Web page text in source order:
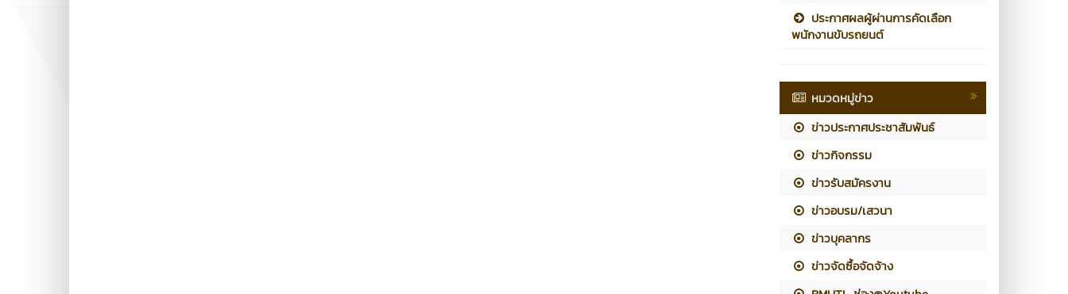
ประกาศผลผู้ผ่านการคัดเลือก
พนักงานขับรถยนต์
หมวดหมู่ข่าว
ข่าวประกาศประชาสัมพันธ์
ข่าวกิจกรรม
ข่าวรับสมัครงาน
ข่าวอบรม/เสวนา
ข่าวบุคลากร
ข่าวจัดซื้อจัดจ้าง